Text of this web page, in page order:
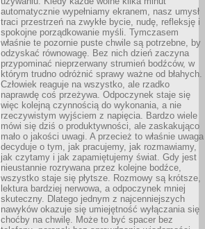
automatycznie wypełniamy ekranem, nasz umysł
traci przestrzeń na zwykłe bycie, nudę, refleksję i
spokojne porządkowanie myśli. Tymczasem
właśnie te pozornie puste chwile są potrzebne, by
odzyskać równowagę. Bez nich dzień zaczyna
przypominać nieprzerwany strumień bodźców, w
którym trudno odróżnić sprawy ważne od błahych.
Człowiek reaguje na wszystko, ale rzadko
naprawdę coś przeżywa. Odpoczynek staje się
więc kolejną czynnością do wykonania, a nie
rzeczywistym wyjściem z napięcia. Bardzo wiele
mówi się dziś o produktywności, ale zaskakująco
mało o jakości uwagi. A przecież to właśnie uwaga
decyduje o tym, jak pracujemy, jak rozmawiamy,
jak czytamy i jak zapamiętujemy świat. Gdy jest
nieustannie rozrywana przez kolejne bodźce,
wszystko staje się płytsze. Rozmowy są krótsze,
lektura bardziej nerwowa, a odpoczynek mniej
skuteczny. Dlatego jednym z najcenniejszych
nawyków okazuje się umiejętność wyłączania się
choćby na chwilę. Może to być spacer bez